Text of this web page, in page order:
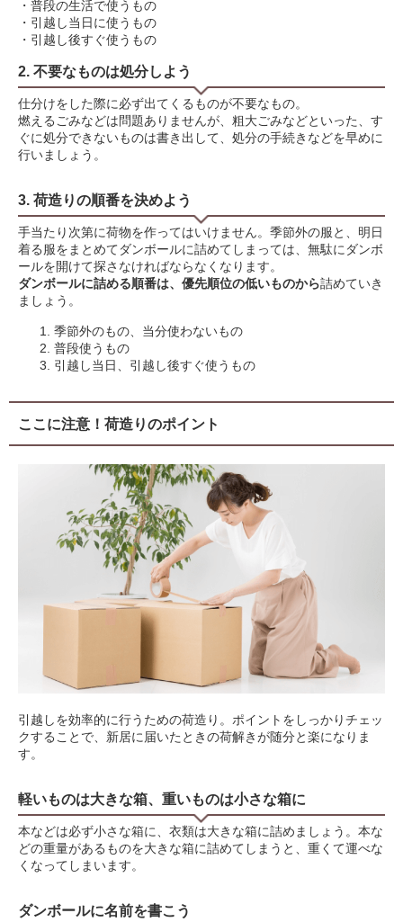
・普段の生活で使うもの
・引越し当日に使うもの
・引越し後すぐ使うもの
2. 不要なものは処分しよう
仕分けをした際に必ず出てくるものが不要なもの。
燃えるごみなどは問題ありませんが、粗大ごみなどといった、す
ぐに処分できないものは書き出して、処分の手続きなどを早めに
行いましょう。
3. 荷造りの順番を決めよう
手当たり次第に荷物を作ってはいけません。季節外の服と、明日
着る服をまとめてダンボールに詰めてしまっては、無駄にダンボ
ールを開けて探さなければならなくなります。
ダンボールに詰める順番は、優先順位の低いものから詰めていき
ましょう。
季節外のもの、当分使わないもの
普段使うもの
引越し当日、引越し後すぐ使うもの
ここに注意！荷造りのポイント
引越しを効率的に行うための荷造り。ポイントをしっかりチェッ
クすることで、新居に届いたときの荷解きが随分と楽になりま
す。
軽いものは大きな箱、重いものは小さな箱に
本などは必ず小さな箱に、衣類は大きな箱に詰めましょう。本な
どの重量があるものを大きな箱に詰めてしまうと、重くて運べな
くなってしまいます。
ダンボールに名前を書こう